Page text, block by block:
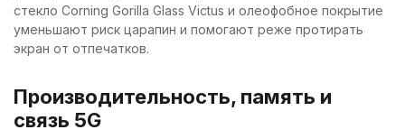
стекло Corning Gorilla Glass Victus и олеофобное покрытие
уменьшают риск царапин и помогают реже протирать
экран от отпечатков.
Производительность, память и
связь 5G